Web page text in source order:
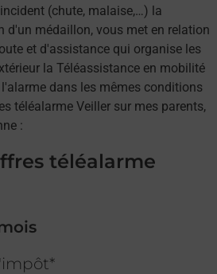
(chute, malaise,…) la
d'un médaillon, vous met en relation
et d'assistance qui organise les
la Téléassistance en mobilité
dans les mêmes conditions
téléalarme Veiller sur mes parents,
:
téléalarme